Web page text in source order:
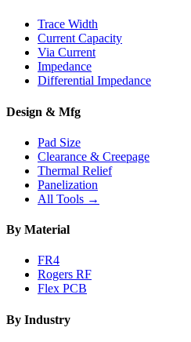
Trace Width
Current Capacity
Via Current
Impedance
Differential Impedance
Design & Mfg
Pad Size
Clearance & Creepage
Thermal Relief
Panelization
All Tools →
By Material
FR4
Rogers RF
Flex PCB
By Industry